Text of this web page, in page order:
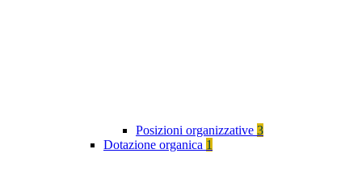
Posizioni organizzative 3
Dotazione organica 1